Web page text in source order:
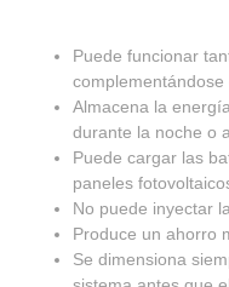
Puede funcionar
complementándose
Almacena la
durante la noche o
Puede cargar las
paneles
No puede inyectar
Produce un ahorro
Se dimensiona